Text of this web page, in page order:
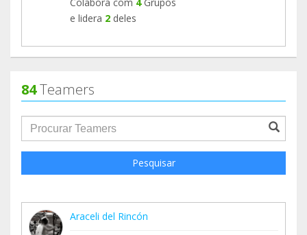
Colabora com 4Grupos
e lidera 2 deles
84Teamers
groupProfile.searchForm.search.text???
Pesquisar
Araceli del Rincón